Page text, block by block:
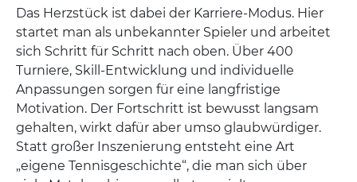
Das Herzstück ist dabei der Karriere-Modus. Hier
startet man als unbekannter Spieler und arbeitet
sich Schritt für Schritt nach oben. Über 400
Turniere, Skill-Entwicklung und individuelle
Anpassungen sorgen für eine langfristige
Motivation. Der Fortschritt ist bewusst langsam
gehalten, wirkt dafür aber umso glaubwürdiger.
Statt großer Inszenierung entsteht eine Art
„eigene Tennisgeschichte“, die man sich über